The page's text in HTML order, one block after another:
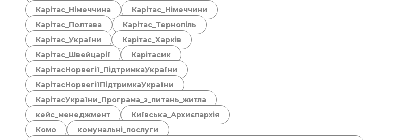
Карітас_Німеччина
Карітас_Німеччини
Карітас_Полтава
Карітас_Тернопіль
Карітас_України
Карітас_Харків
Карітас_Швейцарії
Карітасик
КарітасНорвегії_ПідтримкаУкраїни
КарітасНорвегіїПідтримкаУкраїни
КарітасУкраїни_Програма_з_питань_житла
кейс_менеджмент
Київська_Архиєпархія
Комо
комунальні_послуги